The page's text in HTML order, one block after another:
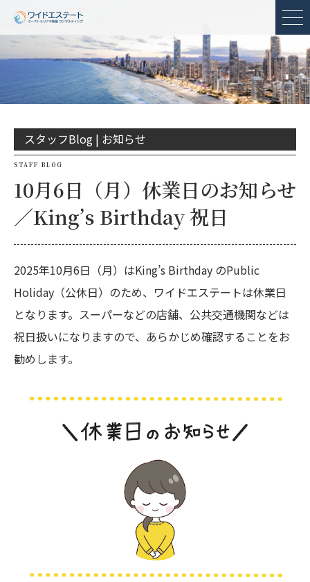
メ
スタッフBlog | お知らせ
STAFF BLOG
10月6日（月）休業日のお知らせ
／King’s Birthday 祝日
2025年10月6日（月）はKing’s Birthday のPublic
Holiday（公休日）のため、ワイドエステートは休業日
となります。スーパーなどの店舗、公共交通機関などは
祝日扱いになりますので、あらかじめ確認することをお
勧めします。